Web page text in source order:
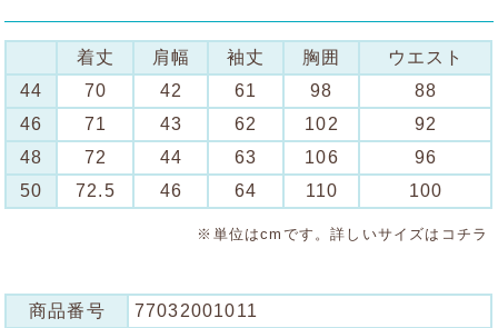
着丈 肩幅 袖丈 胸囲
ウエスト
44
70 42 61 98
88
46
71 43 62 102
92
48
72 44 63 106
96
50
72.5 46 64 110 100
※単位はcmです。詳しいサイズは コチラ
商品番号
77032001011